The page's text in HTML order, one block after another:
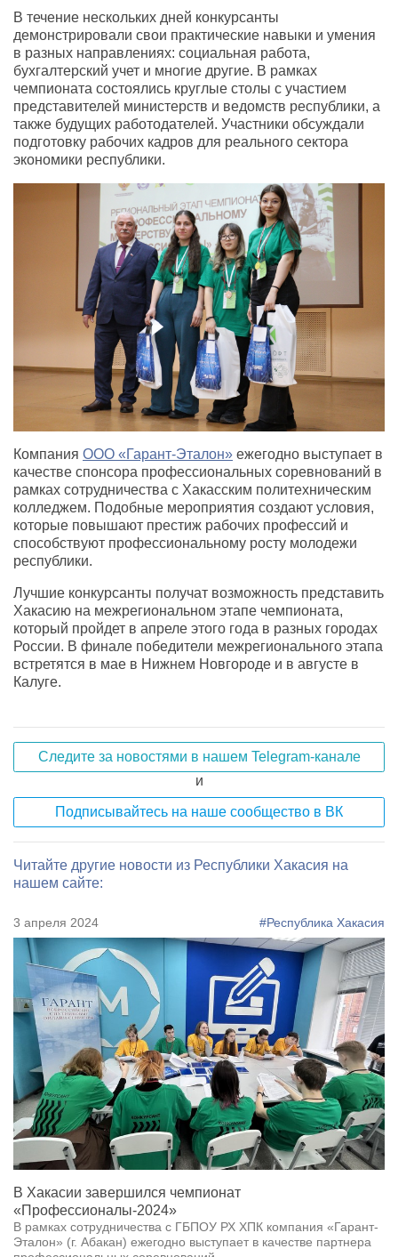
В течение нескольких дней конкурсанты
демонстрировали свои практические навыки и умения
в разных направлениях: социальная работа,
бухгалтерский учет и многие другие. В рамках
чемпионата состоялись круглые столы с участием
представителей министерств и ведомств республики, а
также будущих работодателей. Участники обсуждали
подготовку рабочих кадров для реального сектора
экономики республики.
Компания ООО «Гарант-Эталон» ежегодно выступает в
качестве спонсора профессиональных соревнований в
рамках сотрудничества с Хакасским политехническим
колледжем. Подобные мероприятия создают условия,
которые повышают престиж рабочих профессий и
способствуют профессиональному росту молодежи
республики.
Лучшие конкурсанты получат возможность представить
Хакасию на межрегиональном этапе чемпионата,
который пройдет в апреле этого года в разных городах
России. В финале победители межрегионального этапа
встретятся в мае в Нижнем Новгороде и в августе в
Калуге.
Следите за новостями в нашем Telegram-канале
и
Подписывайтесь на наше сообщество в ВК
Читайте другие новости из Республики Хакасия на
нашем сайте:
3 апреля 2024 #Республика Хакасия
В Хакасии завершился чемпионат
«Профессионалы-2024»
В рамках сотрудничества с ГБПОУ РХ ХПК компания «Гарант-
Эталон» (г. Абакан) ежегодно выступает в качестве партнера